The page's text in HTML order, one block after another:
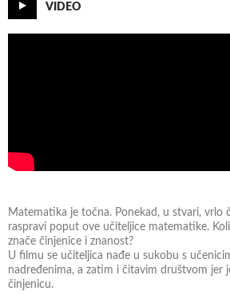
VIDEO
Matematika je točna. Ponekad, u stvari, vrlo
raspravi poput ove učiteljice matematike.
znače činjenice i znanost?
U filmu se učiteljica nađe u sukobu s
nadređenima, a zatim i čitavim društvom jer
činjenicu.